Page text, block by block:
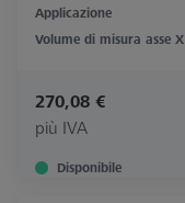
Applicazione
Volume di misura asse X
270,08 €
più IVA
Disponibile